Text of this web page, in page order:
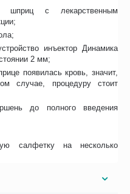
шприц с лекарственным
инъектор Динамика
2 мм;
появилась кровь, значит,
случае, процедуру стоит
до полного введения
салфетку на несколько